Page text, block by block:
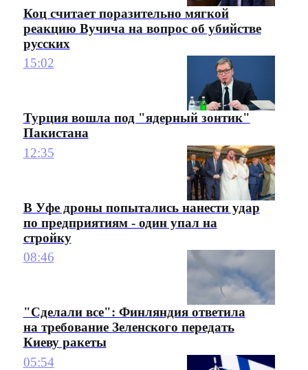
Коц считает поразительно мягкой
реакцию Вучича на вопрос об убийстве
русских
15:02
Турция вошла под "ядерный зонтик"
Пакистана
12:35
В Уфе дроны попытались нанести удар
по предприятиям - один упал на
стройку
08:46
"Сделали все": Финляндия ответила
на требование Зеленского передать
Киеву ракеты
05:54